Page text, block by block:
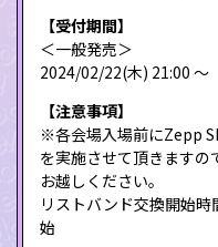
【受付期間】
＜一般発売＞
2024/02/22(木) 21:00 〜
【注意事項】
※各会場入場前にZepp
を実施させて頂きます
お越しください。
リストバンド交換開始
始